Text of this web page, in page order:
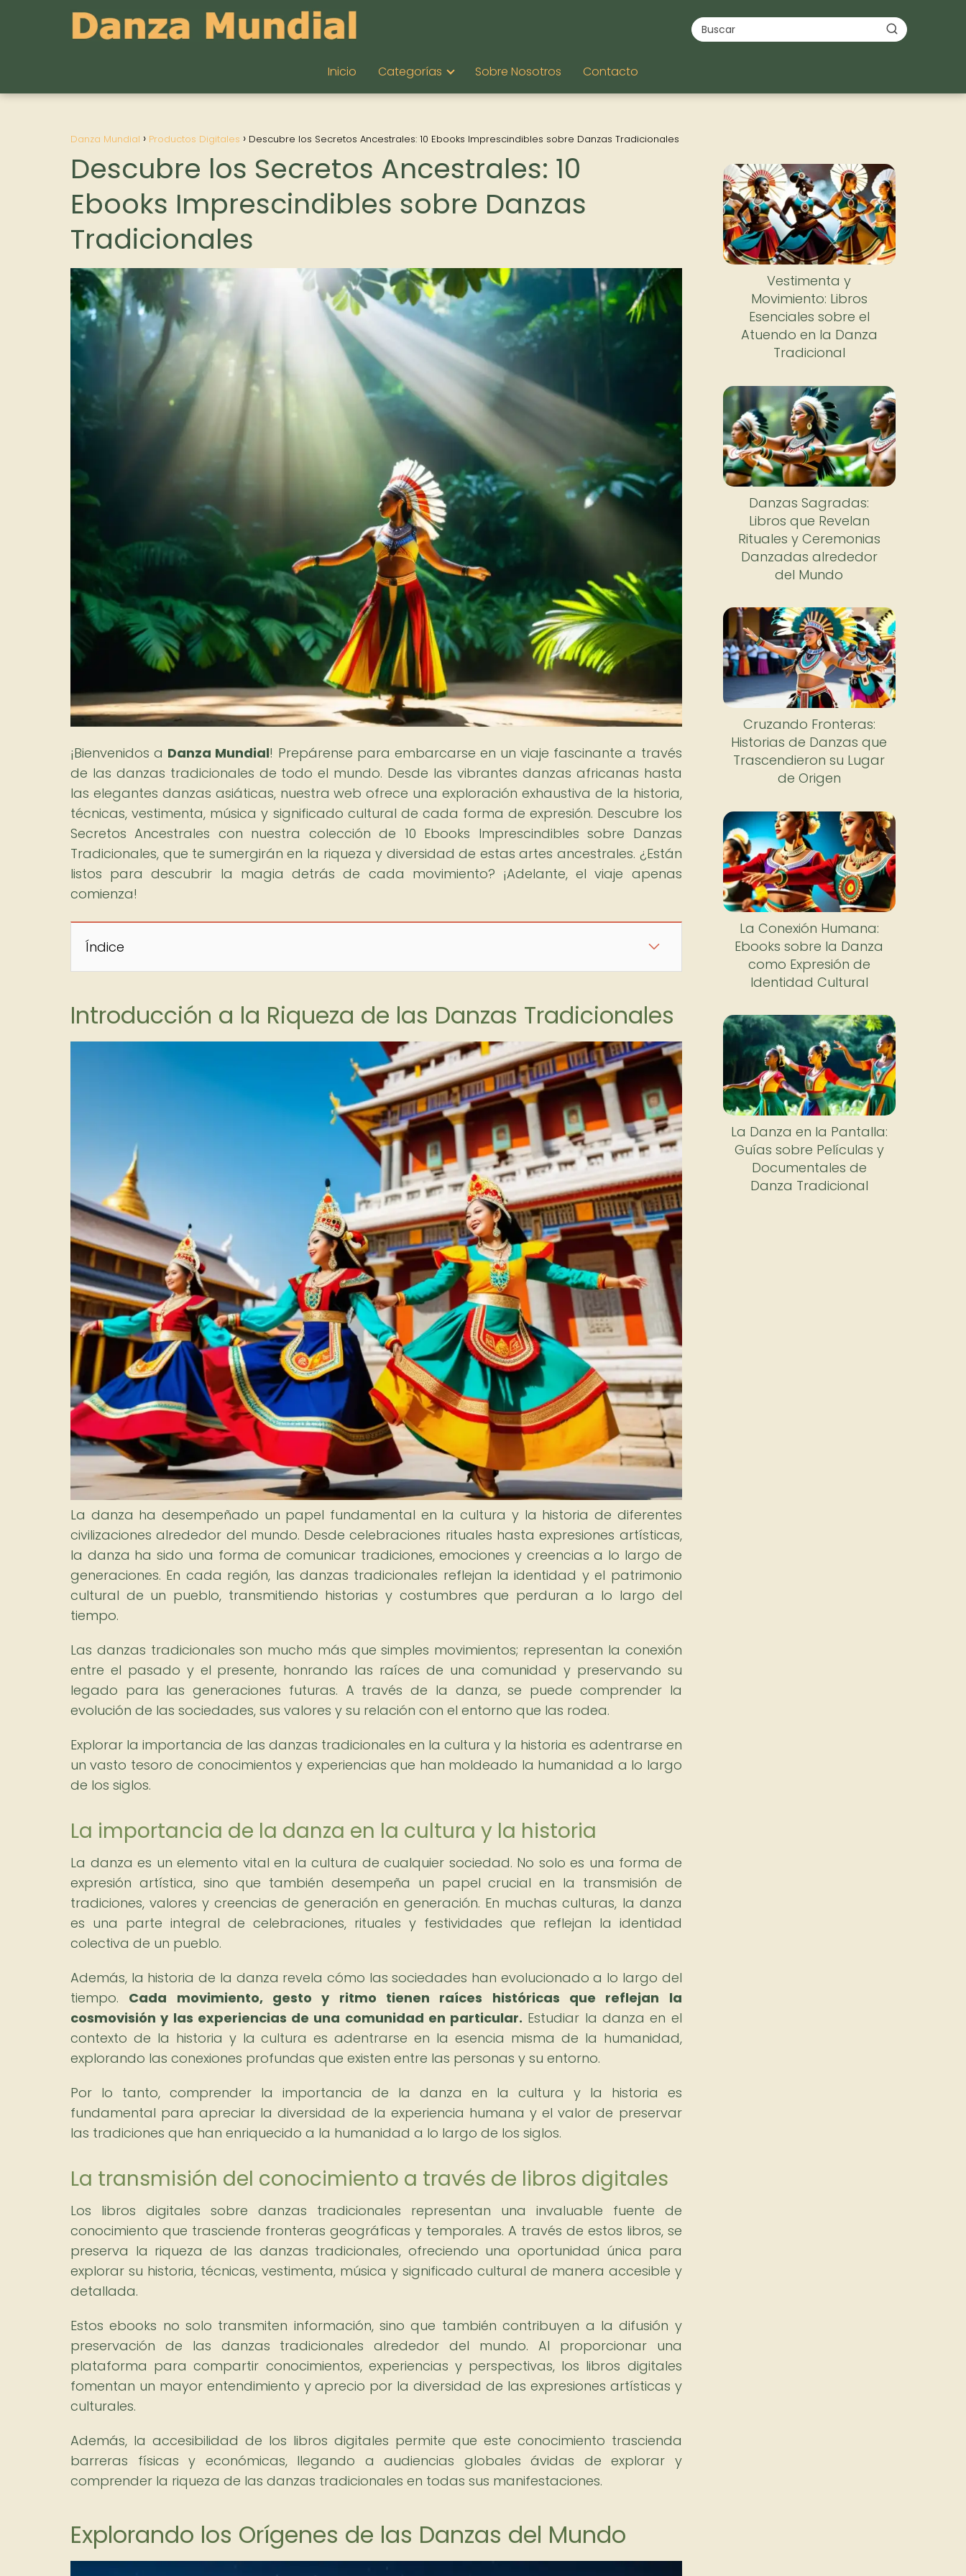
Inicio Categorías Sobre Nosotros Contacto
Danza Mundial Productos Digitales Descubre los Secretos Ancestrales: 10 Ebooks Imprescindibles sobre Danzas Tradicionales
Descubre los Secretos Ancestrales: 10
Ebooks Imprescindibles sobre Danzas
Tradicionales
¡Bienvenidos a Danza Mundial! Prepárense para embarcarse en un viaje fascinante a través
de las danzas tradicionales de todo el mundo. Desde las vibrantes danzas africanas hasta
las elegantes danzas asiáticas, nuestra web ofrece una exploración exhaustiva de la historia,
técnicas, vestimenta, música y significado cultural de cada forma de expresión. Descubre los
Secretos Ancestrales con nuestra colección de 10 Ebooks Imprescindibles sobre Danzas
Tradicionales, que te sumergirán en la riqueza y diversidad de estas artes ancestrales. ¿Están
listos para descubrir la magia detrás de cada movimiento? ¡Adelante, el viaje apenas
comienza!
Índice
Introducción a la Riqueza de las Danzas Tradicionales
La danza ha desempeñado un papel fundamental en la cultura y la historia de diferentes
civilizaciones alrededor del mundo. Desde celebraciones rituales hasta expresiones artísticas,
la danza ha sido una forma de comunicar tradiciones, emociones y creencias a lo largo de
generaciones. En cada región, las danzas tradicionales reflejan la identidad y el patrimonio
cultural de un pueblo, transmitiendo historias y costumbres que perduran a lo largo del
tiempo.
Las danzas tradicionales son mucho más que simples movimientos; representan la conexión
entre el pasado y el presente, honrando las raíces de una comunidad y preservando su
legado para las generaciones futuras. A través de la danza, se puede comprender la
evolución de las sociedades, sus valores y su relación con el entorno que las rodea.
Explorar la importancia de las danzas tradicionales en la cultura y la historia es adentrarse en
un vasto tesoro de conocimientos y experiencias que han moldeado la humanidad a lo largo
de los siglos.
La importancia de la danza en la cultura y la historia
La danza es un elemento vital en la cultura de cualquier sociedad. No solo es una forma de
expresión artística, sino que también desempeña un papel crucial en la transmisión de
tradiciones, valores y creencias de generación en generación. En muchas culturas, la danza
es una parte integral de celebraciones, rituales y festividades que reflejan la identidad
colectiva de un pueblo.
Además, la historia de la danza revela cómo las sociedades han evolucionado a lo largo del
tiempo. Cada movimiento, gesto y ritmo tienen raíces históricas que reflejan la
cosmovisión y las experiencias de una comunidad en particular. Estudiar la danza en el
contexto de la historia y la cultura es adentrarse en la esencia misma de la humanidad,
explorando las conexiones profundas que existen entre las personas y su entorno.
Por lo tanto, comprender la importancia de la danza en la cultura y la historia es
fundamental para apreciar la diversidad de la experiencia humana y el valor de preservar
las tradiciones que han enriquecido a la humanidad a lo largo de los siglos.
La transmisión del conocimiento a través de libros digitales
Los libros digitales sobre danzas tradicionales representan una invaluable fuente de
conocimiento que trasciende fronteras geográficas y temporales. A través de estos libros, se
preserva la riqueza de las danzas tradicionales, ofreciendo una oportunidad única para
explorar su historia, técnicas, vestimenta, música y significado cultural de manera accesible y
detallada.
Estos ebooks no solo transmiten información, sino que también contribuyen a la difusión y
preservación de las danzas tradicionales alrededor del mundo. Al proporcionar una
plataforma para compartir conocimientos, experiencias y perspectivas, los libros digitales
fomentan un mayor entendimiento y aprecio por la diversidad de las expresiones artísticas y
culturales.
Además, la accesibilidad de los libros digitales permite que este conocimiento trascienda
barreras físicas y económicas, llegando a audiencias globales ávidas de explorar y
comprender la riqueza de las danzas tradicionales en todas sus manifestaciones.
Explorando los Orígenes de las Danzas del Mundo
Vestimenta y
Movimiento: Libros
Esenciales sobre el
Atuendo en la Danza
Tradicional
Danzas Sagradas:
Libros que Revelan
Rituales y Ceremonias
Danzadas alrededor
del Mundo
Cruzando Fronteras:
Historias de Danzas que
Trascendieron su Lugar
de Origen
La Conexión Humana:
Ebooks sobre la Danza
como Expresión de
Identidad Cultural
La Danza en la Pantalla:
Guías sobre Películas y
Documentales de
Danza Tradicional